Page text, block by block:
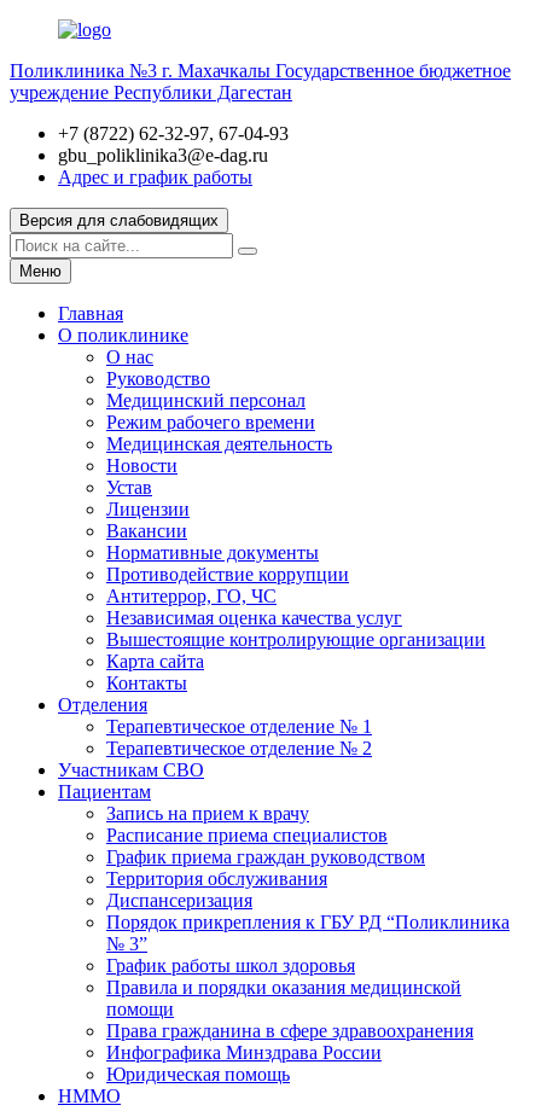
Поликлиника №3 г. Махачкалы Государственное бюджетное
учреждение Республики Дагестан
+7 (8722) 62-32-97, 67-04-93
gbu_poliklinika3@e-dag.ru
Адрес и график работы
Версия для слабовидящих
Меню
Главная
О поликлинике
О нас
Руководство
Медицинский персонал
Режим рабочего времени
Медицинская деятельность
Новости
Устав
Лицензии
Вакансии
Нормативные документы
Противодействие коррупции
Антитеррор, ГО, ЧС
Независимая оценка качества услуг
Вышестоящие контролирующие организации
Карта сайта
Контакты
Отделения
Терапевтическое отделение № 1
Терапевтическое отделение № 2
Участникам СВО
Пациентам
Запись на прием к врачу
Расписание приема специалистов
График приема граждан руководством
Территория обслуживания
Диспансеризация
Порядок прикрепления к ГБУ РД “Поликлиника
№ 3”
График работы школ здоровья
Правила и порядки оказания медицинской
помощи
Права гражданина в сфере здравоохранения
Инфографика Минздрава России
Юридическая помощь
НММО